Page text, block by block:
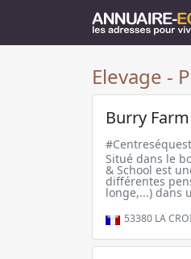
Elevage -
Burry
Situé dans le
& School est
différentes
longe,...) dans
53380 LA